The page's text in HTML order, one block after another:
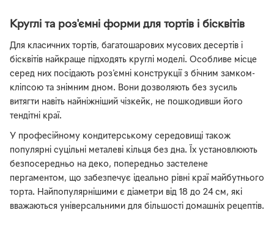
Круглі та роз'ємні форми для тортів і бісквітів
Для класичних тортів, багатошарових мусових десертів і
бісквітів найкраще підходять круглі моделі. Особливе місце
серед них посідають роз'ємні конструкції з бічним замком-
кліпсою та знімним дном. Вони дозволяють без зусиль
витягти навіть найніжніший чізкейк, не пошкодивши його
тендітні краї.
У професійному кондитерському середовищі також
популярні суцільні металеві кільця без дна. Їх установлюють
безпосередньо на деко, попередньо застелене
пергаментом, що забезпечує ідеально рівні краї майбутнього
торта. Найпопулярнішими є діаметри від 18 до 24 см, які
вважаються універсальними для більшості домашніх рецептів.